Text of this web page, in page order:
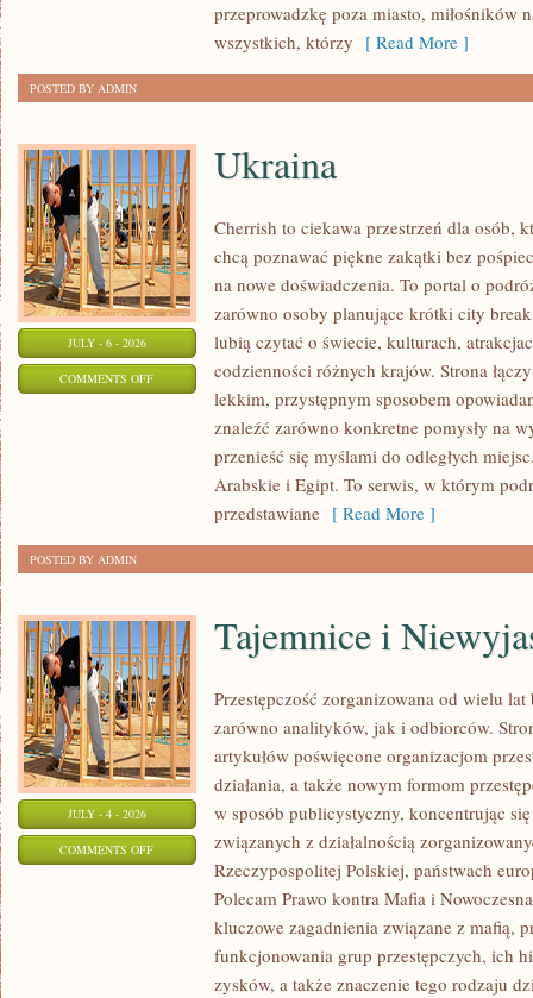
przeprowadzkę poza miasto, miłośników
wszystkich, którzy [ Read More ]
POSTED BY ADMIN
JULY - 6 - 2026
COMMENTS OFFON
Ukraina
Cherrish to ciekawa przestrzeń dla osób,
chcą poznawać piękne zakątki bez
na nowe doświadczenia. To portal o
zarówno osoby planujące krótki city
lubią czytać o świecie, kulturach,
codzienności różnych krajów. Strona
lekkim, przystępnym sposobem
znaleźć zarówno konkretne pomysły na
przenieść się myślami do odległych
Arabskie i Egipt. To serwis, w którym
przedstawiane [ Read More ]
POSTED BY ADMIN
JULY - 4 - 2026
COMMENTS OFFON
TAJEMNICE
NIEWYJAŚNIONE
Tajemnice i
Przestępczość zorganizowana od wielu
zarówno analityków, jak i odbiorców.
artykułów poświęcone organizacjom
działania, a także nowym formom
w sposób publicystyczny, koncentrując
związanych z działalnością
Rzeczypospolitej Polskiej, państwach
Polecam Prawo kontra Mafia i
kluczowe zagadnienia związane z mafią,
funkcjonowania grup przestępczych, ich
zysków, a także znaczenie tego rodzaju